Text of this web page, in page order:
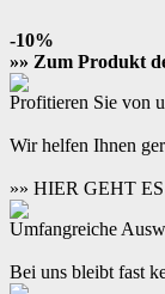
-10%
»» Zum Produkt
Profitieren Sie von
Wir helfen Ihnen
»» HIER GEHT
Umfangreiche
Bei uns bleibt fast